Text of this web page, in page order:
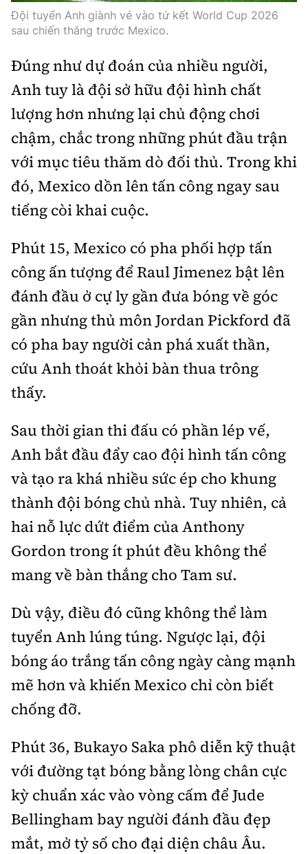
Nhà thầu
Mời thầu - Đấu thầu
Thi viết về GTVT
Gương sáng giao thông
Âm nhạc
Hậu trường sao
360 độ thể thao
Sản phẩm mới
Tư vấn
Thế giới
Thời sự Quốc tế
Hồ sơ tài liệu
Thế giới giao thông
Thế giới xây dựng
Du lịch
Khám phá
Lối sống
Ẩm thực
Video
Thời sự
Khám phá
Camera giao thông
Câu chuyện giao thông
Giải trí - Thể thao
Cơ quan chủ quản: Bộ Xây dựng
Giấy phép số: 03/GP-BVHTTDL, cấp ngày 1/4/2025.
Tòa soạn: Số 2 Nguyễn Công Hoan, phường Giảng Võ,
Hà Nội.
Tổng biên tập: Nguyễn Thị Hồng Nga
Phó Tổng biên tập:Nguyễn Sơn Tùng,
Nguyễn Đức Thắng, La Đức Hùng
Hotline:
0901 514 799
Email:bandoc@baoxaydung.vn
Cấm sao chép dưới mọi hình thức nếu không có sự
chấp thuận bằng văn bản.
Thông tin tòa
Đội tuyển Anh giành vé vào tứ kết World Cup 2026
sau chiến thắng trước Mexico.
Đúng như dự đoán của nhiều người,
Anh tuy là đội sở hữu đội hình chất
lượng hơn nhưng lại chủ động chơi
chậm, chắc trong những phút đầu trận
với mục tiêu thăm dò đối thủ. Trong khi
đó, Mexico dồn lên tấn công ngay sau
tiếng còi khai cuộc.
Phút 15, Mexico có pha phối hợp tấn
công ấn tượng để Raul Jimenez bật lên
đánh đầu ở cự ly gần đưa bóng về góc
gần nhưng thủ môn Jordan Pickford đã
có pha bay người cản phá xuất thần,
cứu Anh thoát khỏi bàn thua trông
thấy.
Sau thời gian thi đấu có phần lép vế,
Anh bắt đầu đẩy cao đội hình tấn công
và tạo ra khá nhiều sức ép cho khung
thành đội bóng chủ nhà. Tuy nhiên, cả
hai nỗ lực dứt điểm của Anthony
Gordon trong ít phút đều không thể
mang về bàn thắng cho Tam sư.
Dù vậy, điều đó cũng không thể làm
tuyển Anh lúng túng. Ngược lại, đội
bóng áo trắng tấn công ngày càng mạnh
mẽ hơn và khiến Mexico chỉ còn biết
chống đỡ.
Phút 36, Bukayo Saka phô diễn kỹ thuật
với đường tạt bóng bằng lòng chân cực
kỳ chuẩn xác vào vòng cấm để Jude
Bellingham bay người đánh đầu đẹp
mắt, mở tỷ số cho đại diện châu Âu.